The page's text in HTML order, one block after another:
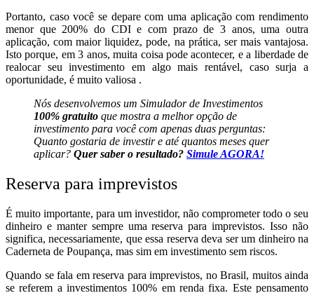
Portanto, caso você se depare com uma aplicação com rendimento
menor que 200% do CDI e com prazo de 3 anos, uma outra
aplicação, com maior liquidez, pode, na prática, ser mais vantajosa.
Isto porque, em 3 anos, muita coisa pode acontecer, e a liberdade de
realocar seu investimento em algo mais rentável, caso surja a
oportunidade, é muito valiosa .
Nós desenvolvemos um Simulador de Investimentos
100% gratuito que mostra a melhor opção de
investimento para você com apenas duas perguntas:
Quanto gostaria de investir e até quantos meses quer
aplicar? Quer saber o resultado? Simule AGORA!
Reserva para imprevistos
É muito importante, para um investidor, não comprometer todo o seu
dinheiro e manter sempre uma reserva para imprevistos. Isso não
significa, necessariamente, que essa reserva deva ser um dinheiro na
Caderneta de Poupança, mas sim em investimento sem riscos.
Quando se fala em reserva para imprevistos, no Brasil, muitos ainda
se referem a investimentos 100% em renda fixa. Este pensamento